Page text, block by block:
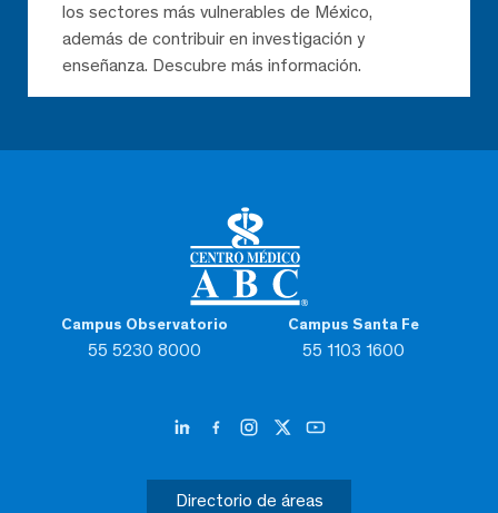
Campus Observatorio
55 5230 8000
Campus Santa Fe
55 1103 1600
Directorio de áreas
los sectores más vulnerables de México,
además de contribuir en investigación y
enseñanza. Descubre más información.